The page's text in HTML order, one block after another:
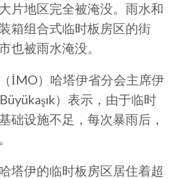
片地区完全被淹没。雨水和
箱组合式临时板房区的街
也被雨水淹没。
İMO）哈塔伊省分会主席伊
）表示，由于临时
础设施不足，每次暴雨后，
塔伊的临时板房区居住着超